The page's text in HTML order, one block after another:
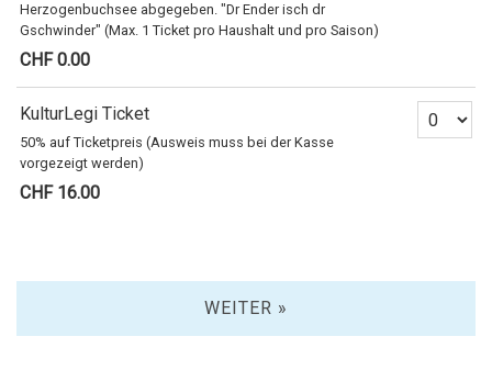
Herzogenbuchsee abgegeben. "Dr Ender isch dr
Gschwinder" (Max. 1 Ticket pro Haushalt und pro Saison)
CHF 0.00
KulturLegi Ticket
50% auf Ticketpreis (Ausweis muss bei der Kasse
vorgezeigt werden)
CHF 16.00
Anzahl
WEITER »